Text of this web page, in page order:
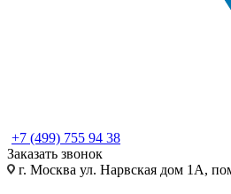
+7 (499) 755 94 38
Заказать звонок
г. Москва ул. Нарвская дом 1А,